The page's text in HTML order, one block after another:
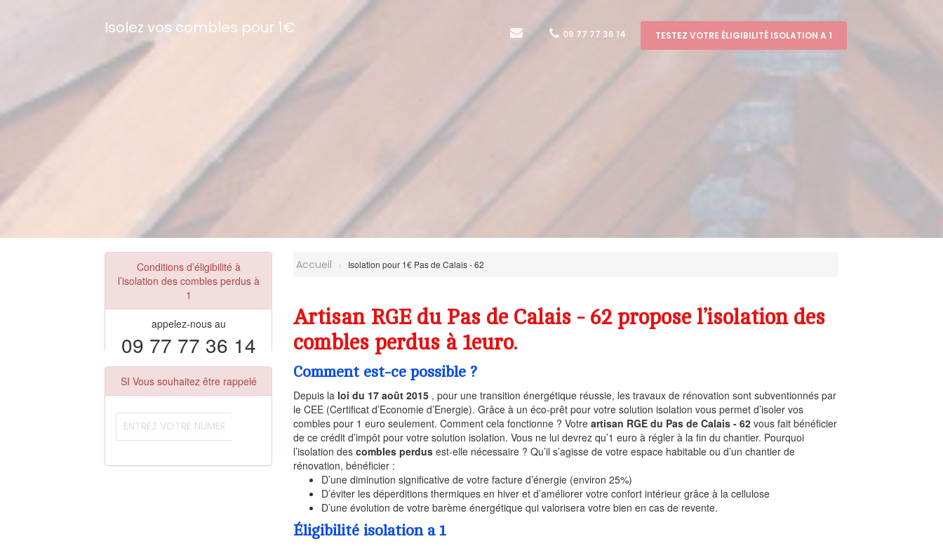
Isolez vos combles pour 1€ 09 77 77 36 14 TESTEZ VOTRE ÉLIGIBILITÉ ISOLATION A 1
Conditions d’éligibilité à
l’isolation des combles perdus à
1
appelez-nous au
09 77 77 36 14
SI Vous souhaitez être rappelé
Accueil Isolation pour 1€ Pas de Calais - 62
Artisan RGE du Pas de Calais - 62 propose l’isolation des
combles perdus à 1euro.
Comment est-ce possible ?
Depuis la loi du 17 août 2015 , pour une transition énergétique réussie, les travaux de rénovation sont subventionnés par
le CEE (Certificat d’Economie d’Energie). Grâce à un éco-prêt pour votre solution isolation vous permet d’isoler vos
combles pour 1 euro seulement. Comment cela fonctionne ? Votreartisan RGE du Pas de Calais - 62vous fait bénéficier
de ce crédit d’impôt pour votre solution isolation. Vous ne lui devrez qu’1 euro à régler à la fin du chantier. Pourquoi
l’isolation descombles perdusest-elle nécessaire ? Qu’il s’agisse de votre espace habitable ou d’un chantier de
rénovation, bénéficier :
D’une diminution significative de votre facture d’énergie (environ 25%)
D’éviter les déperditions thermiques en hiver et d’améliorer votre confort intérieur grâce à la cellulose
D’une évolution de votre barème énergétique qui valorisera votre bien en cas de revente.
Éligibilité isolation a 1